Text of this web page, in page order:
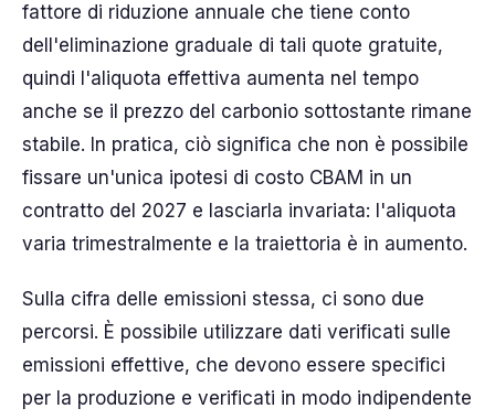
fattore di riduzione annuale che tiene conto
dell'eliminazione graduale di tali quote gratuite,
quindi l'aliquota effettiva aumenta nel tempo
anche se il prezzo del carbonio sottostante rimane
stabile. In pratica, ciò significa che non è possibile
fissare un'unica ipotesi di costo CBAM in un
contratto del 2027 e lasciarla invariata: l'aliquota
varia trimestralmente e la traiettoria è in aumento.
Sulla cifra delle emissioni stessa, ci sono due
percorsi. È possibile utilizzare dati verificati sulle
emissioni effettive, che devono essere specifici
per la produzione e verificati in modo indipendente